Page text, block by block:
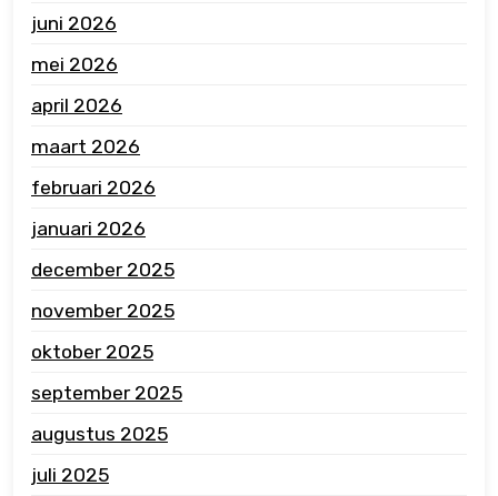
juni 2026
mei 2026
april 2026
maart 2026
februari 2026
januari 2026
december 2025
november 2025
oktober 2025
september 2025
augustus 2025
juli 2025